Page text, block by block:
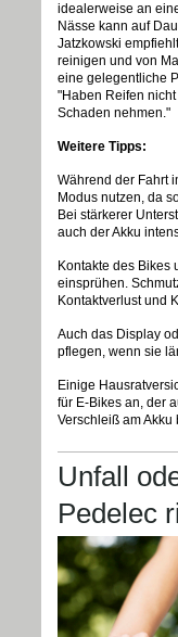
idealerweise an
Nässe kann auf
Jatzkowski
reinigen und von
eine gelegentliche
"Haben Reifen
Schaden nehmen."
Weitere Tipps:
Während der Fahrt
Modus nutzen, da
Bei stärkerer
auch der Akku
Kontakte des Bikes
einsprühen.
Kontaktverlust und
Auch das Display
pflegen, wenn sie
Einige
für E-Bikes an, der
Verschleiß am Akku
Unfall
Pedelec